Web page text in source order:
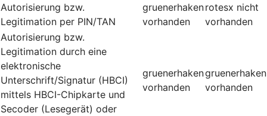
Autorisierung bzw.
Legitimation per PIN/TAN
gruenerhaken
vorhanden
rotesx nicht
vorhanden
Autorisierung bzw.
Legitimation durch eine
elektronische
Unterschrift/Signatur (HBCI)
mittels HBCI-Chipkarte und
Secoder (Lesegerät) oder
gruenerhaken
vorhanden
gruenerhaken
vorhanden